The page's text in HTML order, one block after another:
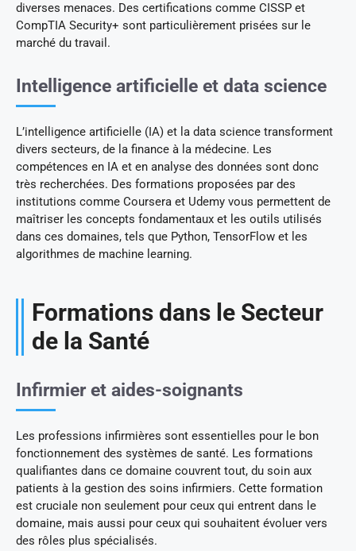
diverses menaces. Des certifications comme CISSP et
CompTIA Security+ sont particulièrement prisées sur le
marché du travail.
Intelligence artificielle et data science
L’intelligence artificielle (IA) et la data science transforment
divers secteurs, de la finance à la médecine. Les
compétences en IA et en analyse des données sont donc
très recherchées. Des formations proposées par des
institutions comme Coursera et Udemy vous permettent de
maîtriser les concepts fondamentaux et les outils utilisés
dans ces domaines, tels que Python, TensorFlow et les
algorithmes de machine learning.
Formations dans le Secteur
de la Santé
Infirmier et aides-soignants
Les professions infirmières sont essentielles pour le bon
fonctionnement des systèmes de santé. Les formations
qualifiantes dans ce domaine couvrent tout, du soin aux
patients à la gestion des soins infirmiers. Cette formation
est cruciale non seulement pour ceux qui entrent dans le
domaine, mais aussi pour ceux qui souhaitent évoluer vers
des rôles plus spécialisés.